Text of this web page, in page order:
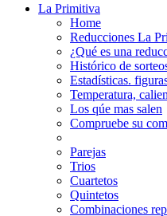
La Primitiva
Home
Reducciones La
¿Qué es una
Histórico de
Estadísticas.
Temperatura,
Los qúe mas salen
Compruebe su
Parejas
Trios
Cuartetos
Quintetos
Combinaciones